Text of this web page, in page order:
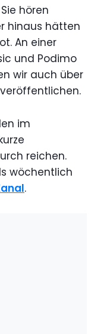
hören
hinaus hätten
An einer
und Podimo
wir auch über
im
reichen.
wöchentlich
.